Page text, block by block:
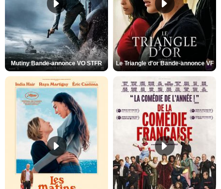
Mutiny Bande-annonce VO STFR Le Triangle d'or Bande-annonce VF